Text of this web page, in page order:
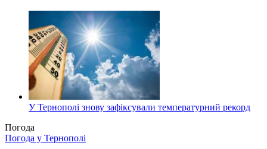
У Тернополі знову зафіксували температурний рекорд
Погода
Погода у Тернополі